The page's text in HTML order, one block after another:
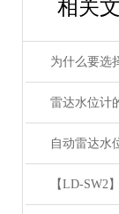
相关
为什么要选
雷达水位计
自动雷达水